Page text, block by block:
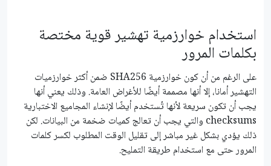
استخدام خوارزمية تهشير قوية مختصة
بكلمات المرور
على الرغم من أن كون خوارزمية SHA256 ضمن أكثر خوارزميات
التهشير أمانا، إلا أنها مصممة أيضًا للأغراض العامة. وذلك يعني أنها
يجب أن تكون سريعة لأنها تُستخدم أيضًا لإنشاء المجاميع الاختبارية
checksums والتي يجب أن تعالج كميات ضخمة من البيانات. لكن
ذلك يؤدي بشكل غير مباشر إلى تقليل الوقت المطلوب لكسر كلمات
المرور حتى مع استخدام طريقة التمليح.